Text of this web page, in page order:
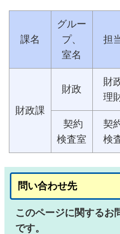
課名
グルー
プ、
室名
担
財政課
財政
財
理
契約
検査室
契
検
問い合わせ先
このページに関するお
です。